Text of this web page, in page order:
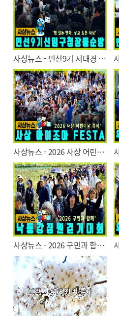
사상뉴스 - 민선9기 서태경 구청장 동순방
사상뉴스 - 2026 사상 어린이날 축제
사상뉴스 - 2026 구민과 함께 낙동강정원 걷기대회